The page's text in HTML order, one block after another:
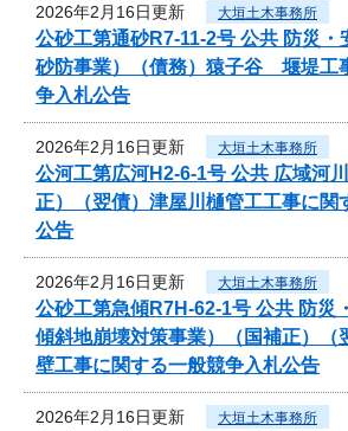
2026年2月16日更新 大垣土木事務所
公砂工第通砂R7-11-2号 公共 防災・
砂防事業）（債務）猿子谷 堰堤工
争入札公告
2026年2月16日更新 大垣土木事務所
公河工第広河H2-6-1号 公共 広域河
正）（翌債）津屋川樋管工工事に関
公告
2026年2月16日更新 大垣土木事務所
公砂工第急傾R7H-62-1号 公共 防災
傾斜地崩壊対策事業）（国補正）
壁工事に関する一般競争入札公告
2026年2月16日更新 大垣土木事務所